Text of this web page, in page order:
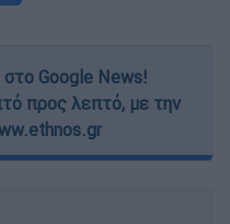
Google News!
προς λεπτό, με την